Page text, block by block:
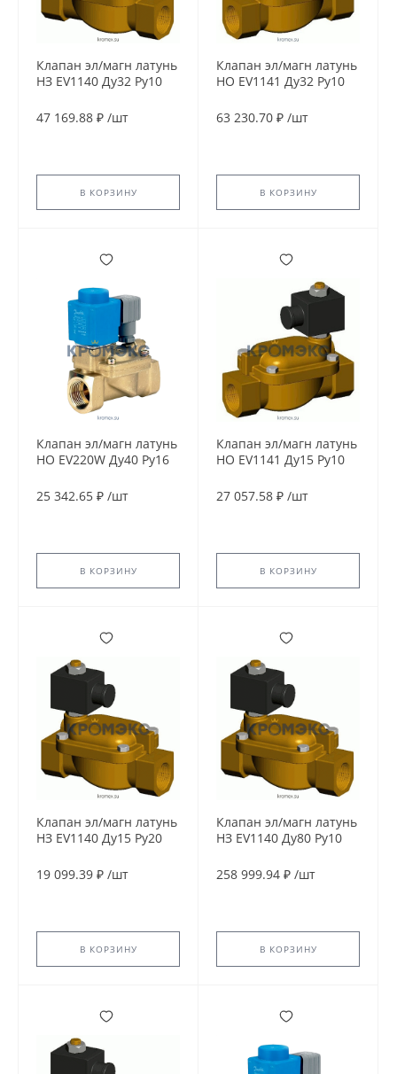
Клапан эл/магн латунь
НЗ EV1140 Ду32 Ру10
Tecofi EV1140-0032-
47 169.88 ₽ /шт
В КОРЗИНУ
Клапан эл/магн латунь
НО EV1141 Ду32 Ру10
Tecofi EV1141-0032-
63 230.70 ₽ /шт
В КОРЗИНУ
Клапан эл/магн латунь
НО EV220W Ду40 Ру16
с катушкой AS024DS
25 342.65 ₽ /шт
В КОРЗИНУ
Клапан эл/магн латунь
НО EV1141 Ду15 Ру10
Tecofi EV1141-0015-
27 057.58 ₽ /шт
В КОРЗИНУ
Клапан эл/магн латунь
НЗ EV1140 Ду15 Ру20
Tecofi EV1140-0015-
19 099.39 ₽ /шт
В КОРЗИНУ
Клапан эл/магн латунь
НЗ EV1140 Ду80 Ру10
Tecofi EV1140-0080-
258 999.94 ₽ /шт
В КОРЗИНУ